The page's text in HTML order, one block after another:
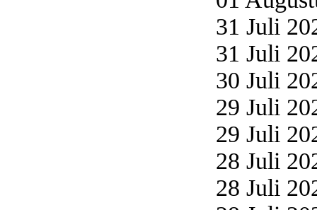
31 Juli
31 Juli
30 Juli
29 Juli
29 Juli
28 Juli
28 Juli